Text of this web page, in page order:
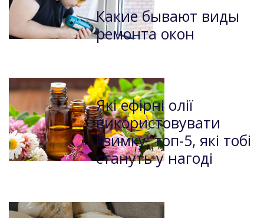
Какие бывают виды
ремонта окон
Які ефірні олії
використовувати
взимку: топ-5, які тобі
стануть у нагоді